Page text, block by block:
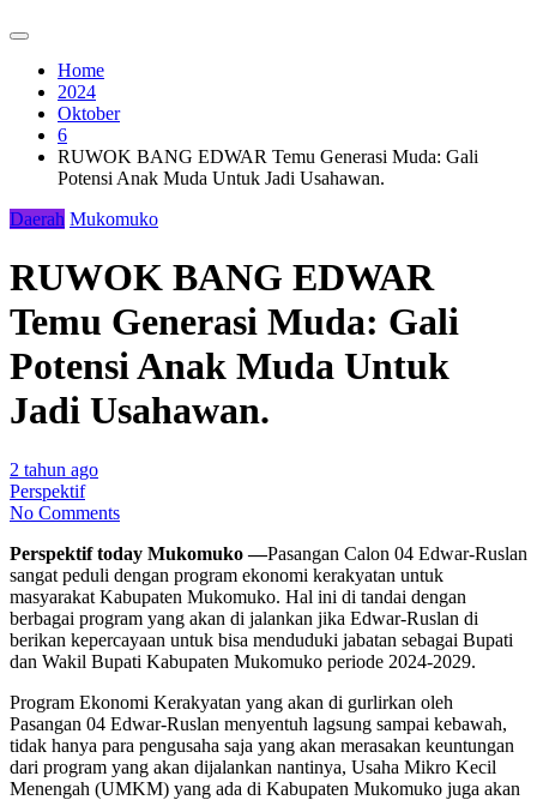
Home
2024
Oktober
6
RUWOK BANG EDWAR Temu Generasi Muda: Gali
Potensi Anak Muda Untuk Jadi Usahawan.
Daerah Mukomuko
RUWOK BANG EDWAR
Temu Generasi Muda: Gali
Potensi Anak Muda Untuk
Jadi Usahawan.
2 tahun ago
Perspektif
No Comments
Perspektif today Mukomuko —Pasangan Calon 04 Edwar-Ruslan
sangat peduli dengan program ekonomi kerakyatan untuk
masyarakat Kabupaten Mukomuko. Hal ini di tandai dengan
berbagai program yang akan di jalankan jika Edwar-Ruslan di
berikan kepercayaan untuk bisa menduduki jabatan sebagai Bupati
dan Wakil Bupati Kabupaten Mukomuko periode 2024-2029.
Program Ekonomi Kerakyatan yang akan di gurlirkan oleh
Pasangan 04 Edwar-Ruslan menyentuh lagsung sampai kebawah,
tidak hanya para pengusaha saja yang akan merasakan keuntungan
dari program yang akan dijalankan nantinya, Usaha Mikro Kecil
Menengah (UMKM) yang ada di Kabupaten Mukomuko juga akan